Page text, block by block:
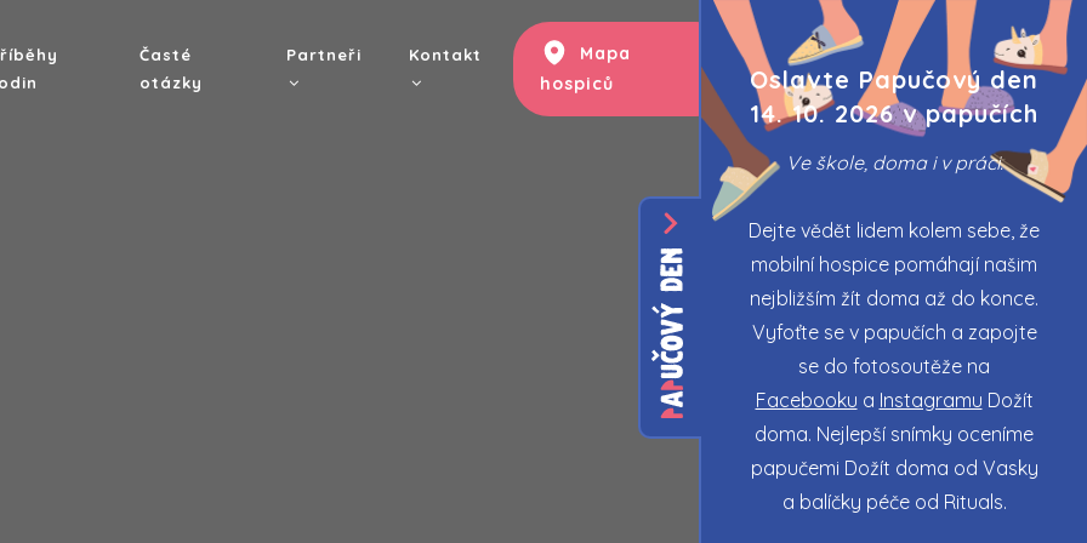
Oslavte Papučový den
14. 10. 2026 v papučích
Ve škole, doma i v práci.
Dejte vědět lidem kolem sebe, že
mobilní hospice pomáhají našim
nejbližším žít doma až do konce.
Vyfoťte se v papučích a zapojte
se do fotosoutěže na
Facebooku a Instagramu Dožít
doma. Nejlepší snímky oceníme
papučemi Dožít doma od Vasky
a balíčky péče od Rituals.
Časté
otázky
Partneři Kontakt
Mapa
hospiců
Kalendář
akcí